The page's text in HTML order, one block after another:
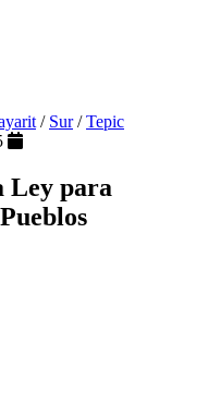
/ Sur/Tepic
Ley para